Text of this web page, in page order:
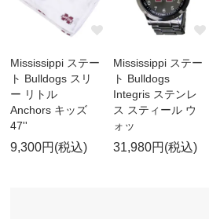
Mississippi ステー
ト Bulldogs スリ
ー リトル
Anchors キッズ
47''
9,300円(税込)
Mississippi ステー
ト Bulldogs
Integris ステンレ
ス スティール ウ
ォッ
31,980円(税込)